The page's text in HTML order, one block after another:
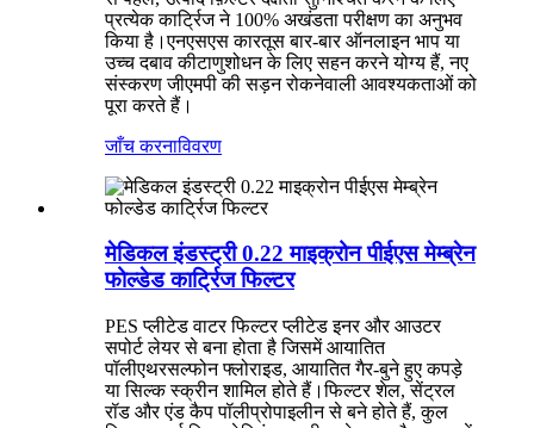
प्रत्येक कार्ट्रिज ने 100% अखंडता परीक्षण का अनुभव
किया है।एनएसएस कारतूस बार-बार ऑनलाइन भाप या
उच्च दबाव कीटाणुशोधन के लिए सहन करने योग्य हैं, नए
संस्करण जीएमपी की सड़न रोकनेवाली आवश्यकताओं को
पूरा करते हैं।
जाँच करनाविवरण
मेडिकल इंडस्ट्री 0.22 माइक्रोन पीईएस मेम्ब्रेन
फोल्डेड कार्ट्रिज फिल्टर
PES प्लीटेड वाटर फिल्टर प्लीटेड इनर और आउटर
सपोर्ट लेयर से बना होता है जिसमें आयातित
पॉलीएथरसल्फोन फ्लोराइड, आयातित गैर-बुने हुए कपड़े
या सिल्क स्क्रीन शामिल होते हैं।फिल्टर शेल, सेंट्रल
रॉड और एंड कैप पॉलीप्रोपाइलीन से बने होते हैं, कुल